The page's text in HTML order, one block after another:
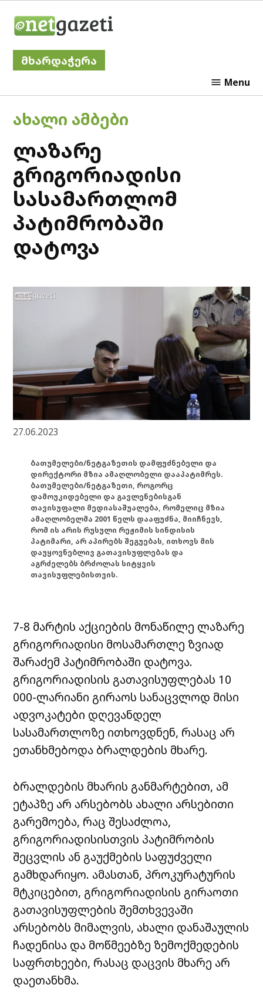
მხარდაჭერა
Menu
POSTED
ᲐᲮᲐᲚᲘ ᲐᲛᲑᲔᲑᲘ
ლაზარე
გრიგორიადისი
სასამართლომ
პატიმრობაში
დატოვა
27.06.2023
ბათუმელები/ნეტგაზეთის დამფუძნებელი და
დირექტორი მზია ამაღლობელი დააპატიმრეს.
ბათუმელები/ნეტგაზეთი, როგორც
დამოუკიდებელი და გავლენებისგან
თავისუფალი მედიასაშუალება, რომელიც მზია
ამაღლობელმა 2001 წელს დააფუძნა, მიიჩნევს,
რომ ის არის რუსული რეჟიმის სინდისის
პატიმარი, არ აპირებს შეგუებას, ითხოვს მის
დაუყოვნებლივ გათავისუფლებას და
აგრძელებს ბრძოლას სიტყვის
თავისუფლებისთვის.
7-8 მარტის აქციების მონაწილე ლაზარე
გრიგორიადისი მოსამართლე ზვიად
შარაძემ პატიმრობაში დატოვა.
გრიგორიადისის გათავისუფლებას 10
000-ლარიანი გირაოს სანაცვლოდ მისი
ადვოკატები დღევანდელ
სასამართლოზე ითხოვდნენ, რასაც არ
ეთანხმებოდა ბრალდების მხარე.
ბრალდების მხარის განმარტებით, ამ
ეტაპზე არ არსებობს ახალი არსებითი
გარემოება, რაც შესაძლოა,
გრიგორიადისისთვის პატიმრობის
შეცვლის ან გაუქმების საფუძველი
გამხდარიყო. ამასთან, პროკურატურის
მტკიცებით, გრიგორიადისის გირაოთი
გათავისუფლების შემთხვევაში
არსებობს მიმალვის, ახალი დანაშაულის
ჩადენისა და მოწმეებზე ზემოქმედების
საფრთხეები, რასაც დაცვის მხარე არ
დაეთანხმა.